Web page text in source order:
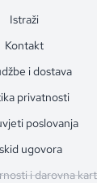
Istraži
Kontakt
i dostava
privatnosti
poslovanja
ugovora
i darovna